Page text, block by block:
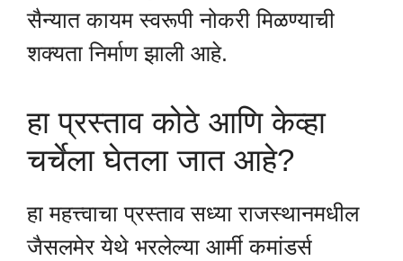
सैन्यात कायम स्वरूपी नोकरी मिळण्याची
शक्यता निर्माण झाली आहे.
हा प्रस्ताव कोठे आणि केव्हा
चर्चेला घेतला जात आहे?
हा महत्त्वाचा प्रस्ताव सध्या राजस्थानमधील
जैसलमेर येथे भरलेल्या आर्मी कमांडर्स